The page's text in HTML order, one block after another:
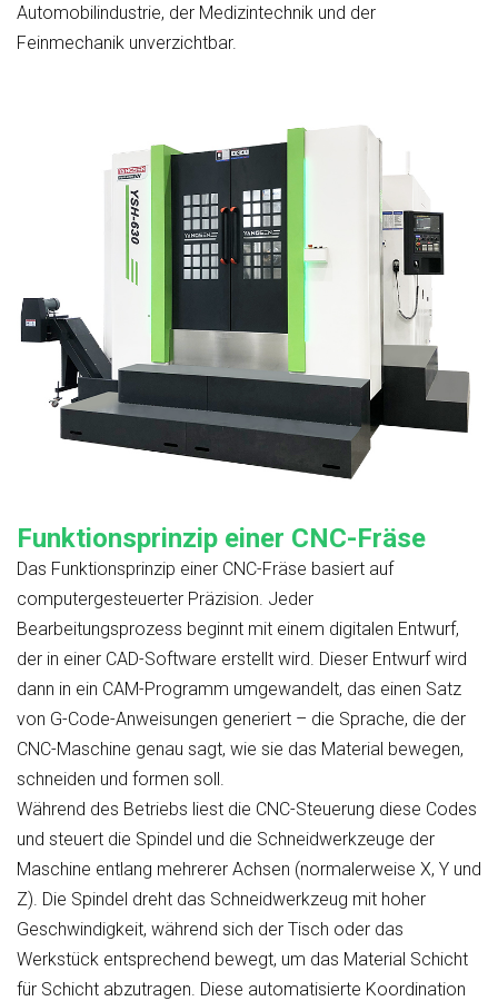
Automobilindustrie, der Medizintechnik und der
Feinmechanik unverzichtbar.
Funktionsprinzip einer CNC-Fräse
Das Funktionsprinzip einer CNC-Fräse basiert auf
computergesteuerter Präzision. Jeder
Bearbeitungsprozess beginnt mit einem digitalen Entwurf,
der in einer CAD-Software erstellt wird. Dieser Entwurf wird
dann in ein CAM-Programm umgewandelt, das einen Satz
von G-Code-Anweisungen generiert – die Sprache, die der
CNC-Maschine genau sagt, wie sie das Material bewegen,
schneiden und formen soll.
Während des Betriebs liest die CNC-Steuerung diese Codes
und steuert die Spindel und die Schneidwerkzeuge der
Maschine entlang mehrerer Achsen (normalerweise X, Y und
Z). Die Spindel dreht das Schneidwerkzeug mit hoher
Geschwindigkeit, während sich der Tisch oder das
Werkstück entsprechend bewegt, um das Material Schicht
für Schicht abzutragen. Diese automatisierte Koordination